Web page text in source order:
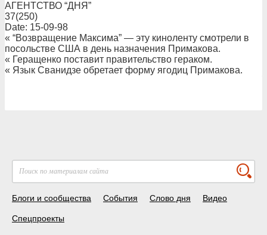
АГЕНТСТВО “ДНЯ”
37(250)
Date: 15-09-98
« “Возвращение Максима” — эту киноленту смотрели в
посольстве США в день назначения Примакова.
« Геращенко поставит правительство гераком.
« Язык Сванидзе обретает форму ягодиц Примакова.
Блоги и сообщества События Слово дня Видео
Спецпроекты